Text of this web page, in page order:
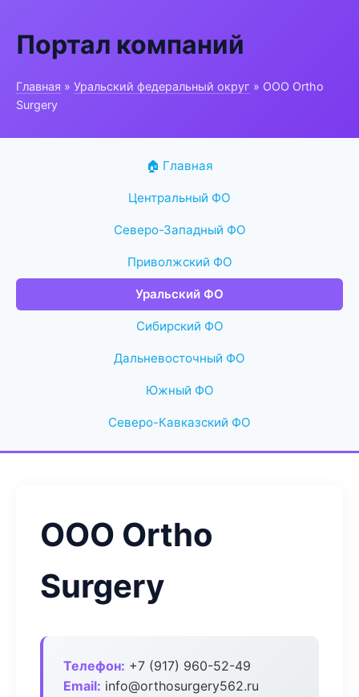
Портал компаний
Главная » Уральский федеральный округ » ООО Ortho
Surgery
🏠 Главная
Центральный ФО
Северо-Западный ФО
Приволжский ФО
Уральский ФО
Сибирский ФО
Дальневосточный ФО
Южный ФО
Северо-Кавказский ФО
ООО Ortho
Surgery
Телефон: +7 (917) 960-52-49
Email: info@orthosurgery562.ru